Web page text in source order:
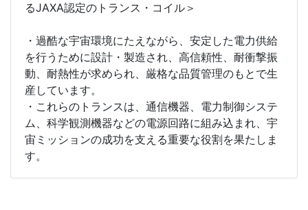
るJAXA認定のトランス・コイル＞
・過酷な宇宙環境にたえながら、安定した電力供給
を行うために設計・製造され、高信頼性、耐衝撃振
動、耐熱性が求められ、厳格な品質管理のもとで生
産しています。
・これらのトランスは、通信機器、電力制御システ
ム、科学観測機器などの電源回路に組み込まれ、宇
宙ミッションの成功を支える重要な役割を果たしま
す。